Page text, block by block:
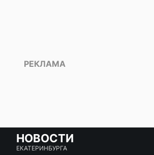
НОВОСТИ
ЕКАТЕРИНБУРГА